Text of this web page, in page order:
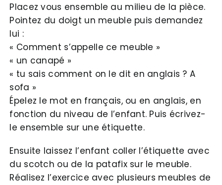
Placez vous ensemble au milieu de la pièce.
Pointez du doigt un meuble puis demandez
lui :
« Comment s’appelle ce meuble »
« un canapé »
« tu sais comment on le dit en anglais ? A
sofa »
Épelez le mot en français, ou en anglais, en
fonction du niveau de l’enfant. Puis écrivez-
le ensemble sur une étiquette.
Ensuite laissez l’enfant coller l’étiquette avec
du scotch ou de la patafix sur le meuble.
Réalisez l’exercice avec plusieurs meubles de